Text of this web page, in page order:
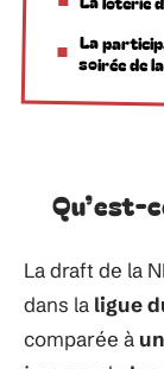
La
soirée de
Qu’est-
La draft de la
dans la ligue
comparée à